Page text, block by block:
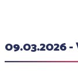
09.03.2026 -